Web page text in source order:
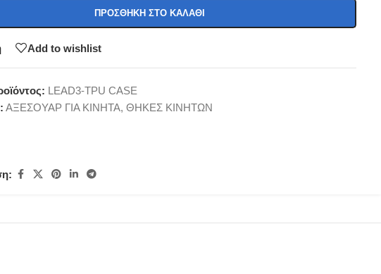
ΠΡΟΣΘΉΚΗ ΣΤΟ ΚΑΛΆΘΙ
Add to wishlist
LEAD3-TPU CASE
ΑΞΕΣΟΥΑΡ ΓΙΑ ΚΙΝΗΤΑ, ΘΗΚΕΣ ΚΙΝΗΤΩΝ